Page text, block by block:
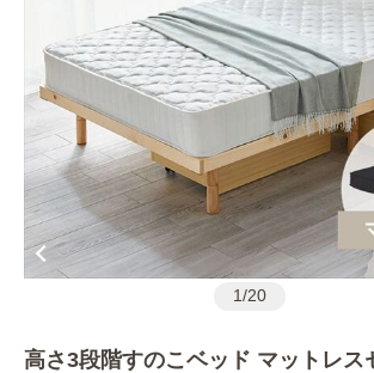
1/20
高さ3段階すのこベッド マットレス